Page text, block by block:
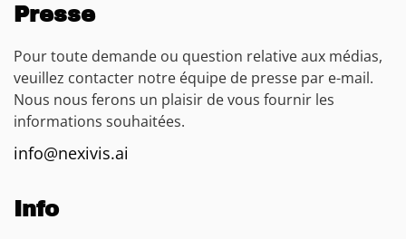
Presse
Pour toute demande ou question relative aux médias,
veuillez contacter notre équipe de presse par e-mail.
Nous nous ferons un plaisir de vous fournir les
informations souhaitées.
info@nexivis.ai
Info